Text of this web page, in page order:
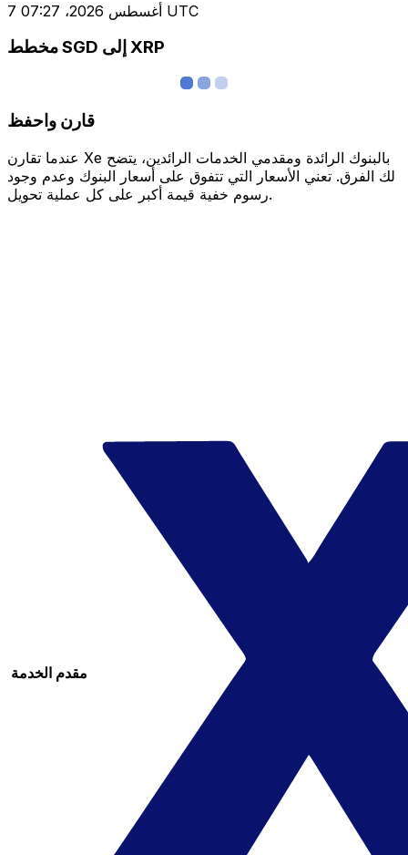
7 أغسطس 2026، 07:27 UTC
مخطط SGD إلى XRP
قارن واحفظ
عندما تقارن Xe بالبنوك الرائدة ومقدمي الخدمات الرائدين، يتضح
لك الفرق. تعني الأسعار التي تتفوق على أسعار البنوك وعدم وجود
رسوم خفية قيمة أكبر على كل عملية تحويل.
مقدم الخدمة